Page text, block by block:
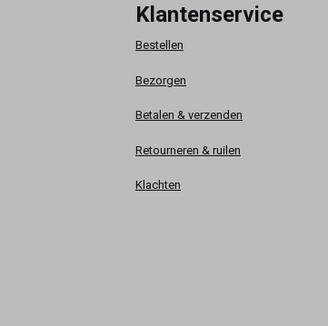
Klantenservice
Bestellen
Bezorgen
Betalen & verzenden
Retourneren & ruilen
Klachten